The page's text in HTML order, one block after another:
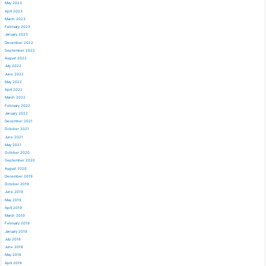
May 2023
April 2023
March 2023
February 2023
January 2023
December 2022
September 2022
August 2022
July 2022
June 2022
May 2022
April 2022
March 2022
February 2022
January 2022
December 2021
October 2021
June 2021
May 2021
October 2020
September 2020
August 2020
December 2019
October 2019
June 2019
May 2019
April 2019
March 2019
February 2019
January 2019
July 2018
June 2018
May 2018
April 2018